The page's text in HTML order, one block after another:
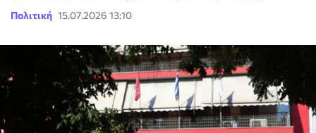
Πολιτική 15.07.2026 13:10